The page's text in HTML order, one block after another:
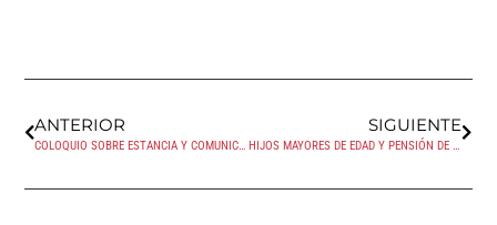
ANTERIOR SIGUIENTE